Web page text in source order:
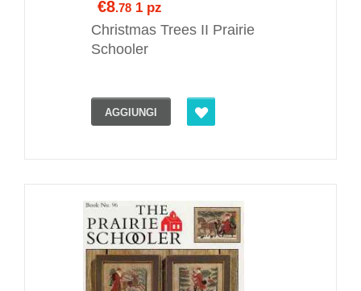
€8.78 1 pz
Christmas Trees II Prairie
Schooler
AGGIUNGI